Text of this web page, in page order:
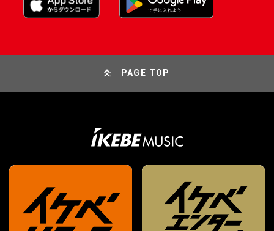
PAGE TOP